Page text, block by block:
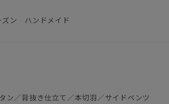
ン ハンドメイド
ン／背抜き仕立て／本切羽／サイドベンツ